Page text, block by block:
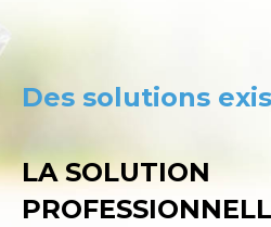
Des solutions
LA SOLUTION